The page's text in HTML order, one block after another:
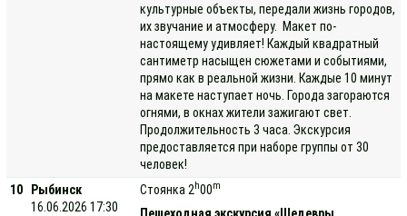
культурные объекты, передали жизнь городов,
их звучание и атмосферу. Макет по-
настоящему удивляет! Каждый квадратный
сантиметр насыщен сюжетами и событиями,
прямо как в реальной жизни. Каждые 10 минут
на макете наступает ночь. Города загораются
огнями, в окнах жители зажигают свет.
Продолжительность 3 часа. Экскурсия
предоставляется при наборе группы от 30
человек!
10
Рыбинск
16.06.2026 17:30
Стоянка 2 h00m
Пешеходная экскурсия «Шедевры